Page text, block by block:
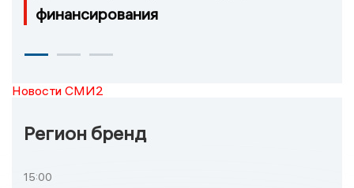
финансирования
Новости СМИ2
Регион бренд
15:00